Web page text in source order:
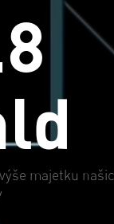
majetku